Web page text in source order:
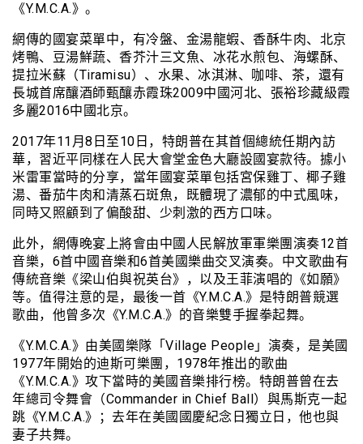
《Y.M.C.A.》。
網傳的國宴菜單中，有冷盤、金湯龍蝦、香酥牛肉、北京
烤鴨、豆湯鮮蔬、香芥汁三文魚、冰花水煎包、海螺酥、
提拉米蘇（Tiramisu）、水果、冰淇淋、咖啡、茶，還有
長城首席釀酒師甄釀赤霞珠2009中國河北、張裕珍藏級霞
多麗2016中國北京。
2017年11月8日至10日，特朗普在其首個總統任期內訪
華，習近平同樣在人民大會堂金色大廳設國宴款待。據小
米雷軍當時的分享，當年國宴菜單包括宮保雞丁、椰子雞
湯、番茄牛肉和清蒸石斑魚，既體現了濃郁的中式風味，
同時又照顧到了偏酸甜、少刺激的西方口味。
此外，網傳晚宴上將會由中國人民解放軍軍樂團演奏12首
音樂，6首中國音樂和6首美國樂曲交叉演奏。中文歌曲有
傳統音樂《梁山伯與祝英台》，以及王菲演唱的《如願》
等。值得注意的是，最後一首《Y.M.C.A.》是特朗普競選
歌曲，他曾多次《Y.M.C.A.》的音樂雙手握拳起舞。
《Y.M.C.A.》由美國樂隊「Village People」演奏，是美國
1977年開始的迪斯可樂團，1978年推出的歌曲
《Y.M.C.A.》攻下當時的美國音樂排行榜。特朗普曾在去
年總司令舞會（Commander in Chief Ball）與馬斯克一起
跳《Y.M.C.A.》；去年在美國國慶紀念日獨立日，他也與
妻子共舞。